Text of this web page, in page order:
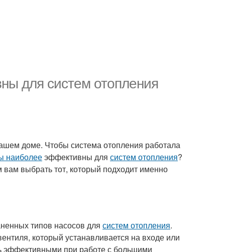
для систем отопления
доме. Чтобы система отопления работала
наиболееэффективны для систем отопления?
выбрать тот, который подходит именно
типов насосов для систем отопления.
который устанавливается на входе или
эффективными при работе с большими